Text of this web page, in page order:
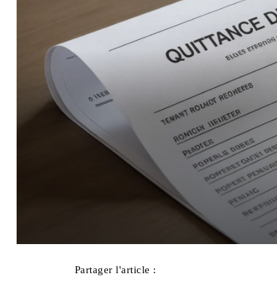
Partager l'article :